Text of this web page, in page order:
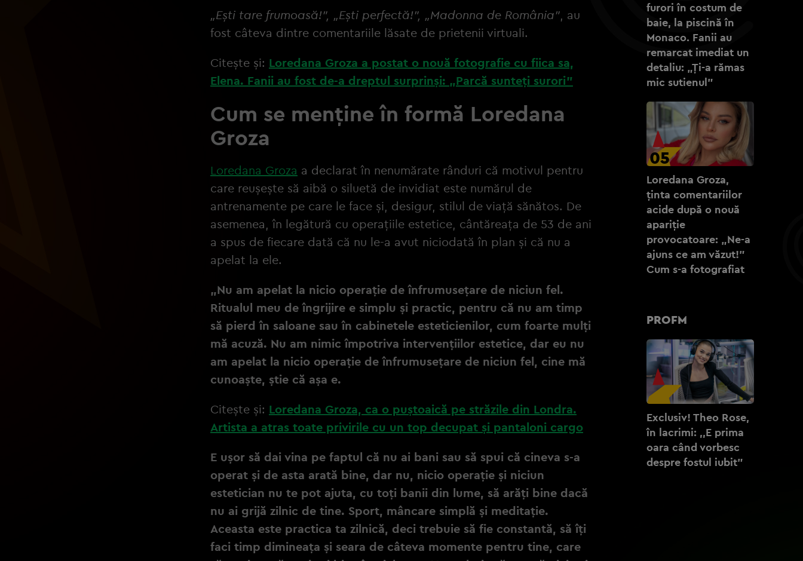
„Ești tare frumoasă!”, „Ești perfectă!”, „Madonna de România”, au
fost câteva dintre comentariile lăsate de prietenii virtuali.
Citește și: Loredana Groza a postat o nouă fotografie cu fiica sa,
Elena. Fanii au fost de-a dreptul surprinși: „Parcă sunteți surori”
Cum se menține în formă Loredana
Groza
Loredana Groza a declarat în nenumărate rânduri că motivul pentru
care reușește să aibă o siluetă de invidiat este numărul de
antrenamente pe care le face și, desigur, stilul de viață sănătos. De
asemenea, în legătură cu operațiile estetice, cântăreața de 53 de ani
a spus de fiecare dată că nu le-a avut niciodată în plan și că nu a
apelat la ele.
„Nu am apelat la nicio operație de înfrumusețare de niciun fel.
Ritualul meu de îngrijire e simplu și practic, pentru că nu am timp
să pierd în saloane sau în cabinetele esteticienilor, cum foarte mulți
mă acuză. Nu am nimic împotriva intervențiilor estetice, dar eu nu
am apelat la nicio operație de înfrumusețare de niciun fel, cine mă
cunoaște, știe că așa e.
Citește și: Loredana Groza, ca o puștoaică pe străzile din Londra.
Artista a atras toate privirile cu un top decupat și pantaloni cargo
E ușor să dai vina pe faptul că nu ai bani sau să spui că cineva s-a
operat și de asta arată bine, dar nu, nicio operație și niciun
estetician nu te pot ajuta, cu toți banii din lume, să arăți bine dacă
nu ai grijă zilnic de tine. Sport, mâncare simplă și meditație.
Aceasta este practica ta zilnică, deci trebuie să fie constantă, să îți
faci timp dimineața și seara de câteva momente pentru tine, care
furori în costum de
baie, la piscină în
Monaco. Fanii au
remarcat imediat un
detaliu: „Ți-a rămas
mic sutienul”
05
Loredana Groza,
ținta comentariilor
acide după o nouă
apariție
provocatoare: „Ne-a
ajuns ce am văzut!”
Cum s-a fotografiat
PROFM
Exclusiv! Theo Rose,
în lacrimi: ,,E prima
oara când vorbesc
despre fostul iubit”